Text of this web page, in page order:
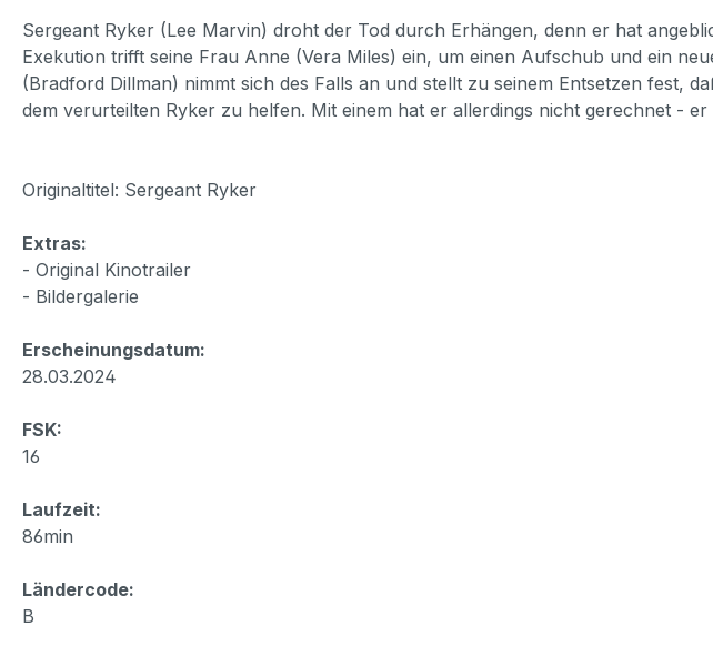
Sergeant Ryker (Lee Marvin) droht der Tod durch Erhängen, denn er hat
Exekution trifft seine Frau Anne (Vera Miles) ein, um einen Aufschub und ein
(Bradford Dillman) nimmt sich des Falls an und stellt zu seinem Entsetzen fest,
dem verurteilten Ryker zu helfen. Mit einem hat er allerdings nicht gerechnet -
Originaltitel: Sergeant Ryker
Extras:
- Original Kinotrailer
- Bildergalerie
Erscheinungsdatum:
28.03.2024
FSK:
16
Laufzeit:
86min
Ländercode:
B